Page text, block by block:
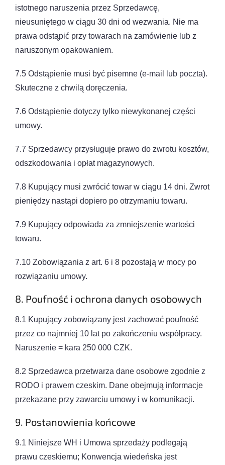
istotnego naruszenia przez Sprzedawcę,
nieusuniętego w ciągu 30 dni od wezwania. Nie ma
prawa odstąpić przy towarach na zamówienie lub z
naruszonym opakowaniem.
7.5 Odstąpienie musi być pisemne (e-mail lub poczta).
Skuteczne z chwilą doręczenia.
7.6 Odstąpienie dotyczy tylko niewykonanej części
umowy.
7.7 Sprzedawcy przysługuje prawo do zwrotu kosztów,
odszkodowania i opłat magazynowych.
7.8 Kupujący musi zwrócić towar w ciągu 14 dni. Zwrot
pieniędzy nastąpi dopiero po otrzymaniu towaru.
7.9 Kupujący odpowiada za zmniejszenie wartości
towaru.
7.10 Zobowiązania z art. 6 i 8 pozostają w mocy po
rozwiązaniu umowy.
8. Poufność i ochrona danych osobowych
8.1 Kupujący zobowiązany jest zachować poufność
przez co najmniej 10 lat po zakończeniu współpracy.
Naruszenie = kara 250 000 CZK.
8.2 Sprzedawca przetwarza dane osobowe zgodnie z
RODO i prawem czeskim. Dane obejmują informacje
przekazane przy zawarciu umowy i w komunikacji.
9. Postanowienia końcowe
9.1 Niniejsze WH i Umowa sprzedaży podlegają
prawu czeskiemu; Konwencja wiedeńska jest